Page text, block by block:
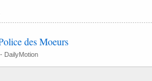
des Moeurs
DailyMotion